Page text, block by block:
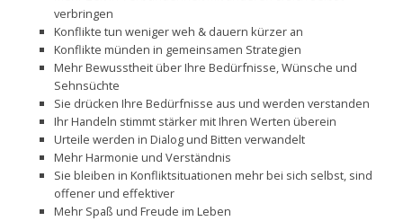
verbringen
Konflikte tun weniger weh & dauern kürzer an
Konflikte münden in gemeinsamen Strategien
Mehr Bewusstheit über Ihre Bedürfnisse, Wünsche und
Sehnsüchte
Sie drücken Ihre Bedürfnisse aus und werden verstanden
Ihr Handeln stimmt stärker mit Ihren Werten überein
Urteile werden in Dialog und Bitten verwandelt
Mehr Harmonie und Verständnis
Sie bleiben in Konfliktsituationen mehr bei sich selbst, sind
offener und effektiver
Mehr Spaß und Freude im Leben